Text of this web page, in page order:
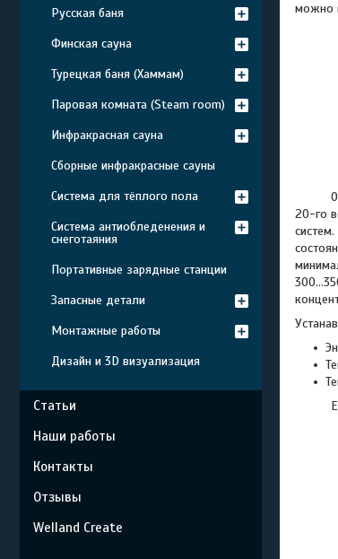
можно
20-го
Если
Русская баня
Финская сауна
Турецкая баня (Хаммам)
Паровая комната (Steam room)
Инфракрасная сауна
Сборные инфракрасные сауны
Система для тёплого пола
Система антиобледенения и
снеготаяния
Портативные зарядные станции
Запасные детали
Монтажные работы
Дизайн и 3D визуализация
Статьи
Наши работы
Контакты
Отзывы
Welland Create